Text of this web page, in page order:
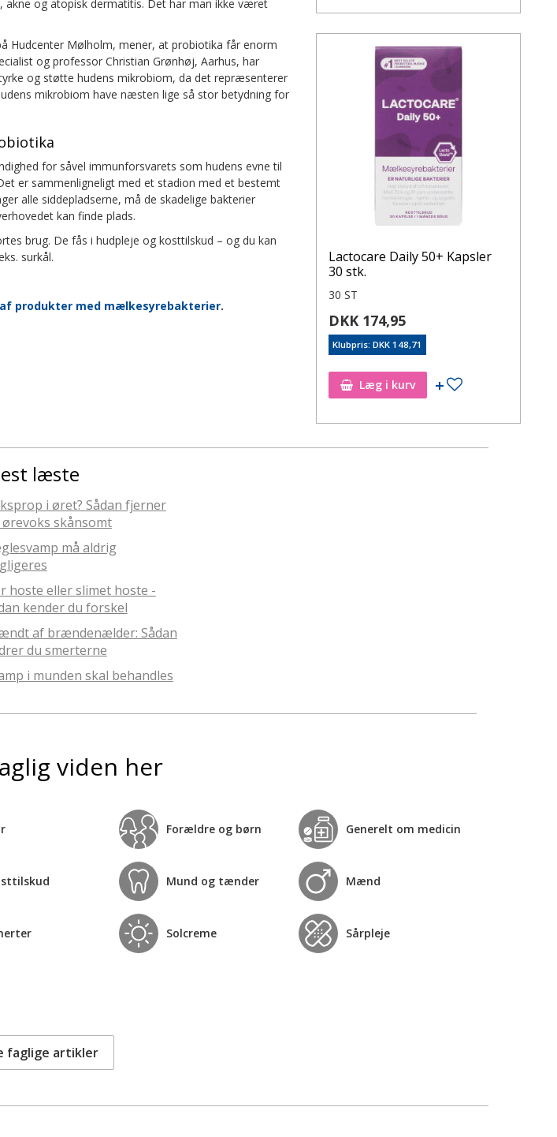
akne og atopisk dermatitis. Det har man ikke været
Hudcenter Mølholm, mener, at probiotika får enorm
og professor Christian Grønhøj, Aarhus, har
og støtte hudens mikrobiom, da det repræsenterer
mikrobiom have næsten lige så stor betydning for
for såvel immunforsvarets som hudens evne til
er sammenligneligt med et stadion med et bestemt
alle siddepladserne, må de skadelige bakterier
kan finde plads.
brug. De fås i hudpleje og kosttilskud – og du kan
surkål.
produkter med mælkesyrebakterier.
Lactocare Daily 50+ Kapsler
30 stk.
30 ST
DKK 174,95
Klubpris: DKK 148,71
Læg i kurv
læste
i øret? Sådan fjerner
skånsomt
må aldrig
hoste eller slimet hoste -
kender du forskel
af brændenælder: Sådan
du smerterne
i munden skal behandles
viden her
Forældre og børn Generelt om medicin
Mund og tænder Mænd
Solcreme Sårpleje
faglige artikler